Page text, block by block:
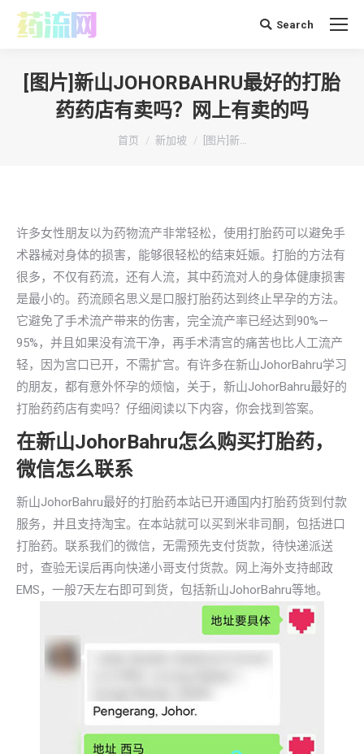
搜 Search
[图片]新山JOHORBAHRU最好的打胎
药药店有卖吗？网上有卖的吗
你在这里：
首页 新加坡 [图片]新…
许多女性朋友以为药物流产非常轻松，使用打胎药可以避免手
术器械对身体的损害，能够很轻松的结束妊娠。打胎的方法有
很多，不仅有药流，还有人流，其中药流对人的身体健康损害
是最小的。药流顾名思义是口服打胎药达到终止早孕的方法。
它避免了手术流产带来的伤害，完全流产率已经达到90%—
95%，并且如果没有流干净，再手术清宫的痛苦也比人工流产
轻，因为宫口已开，不需扩宫。有许多在新山JohorBahru学习
的朋友，都有意外怀孕的烦恼，关于，新山JohorBahru最好的
打胎药药店有卖吗？仔细阅读以下内容，你会找到答案。
在新山JohorBahru怎么购买打胎药，
微信怎么联系
新山JohorBahru最好的打胎药本站已开通国内打胎药货到付款
服务，并且支持淘宝。在本站就可以买到米非司酮，包括进口
打胎药。联系我们的微信，无需预先支付货款，待快递派送
时，查验无误后再向快递小哥支付货款。网上海外支持邮政
EMS，一般7天左右即可到货，包括新山JohorBahru等地。